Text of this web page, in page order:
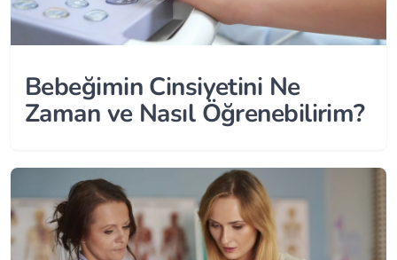
Bebeğimin Cinsiyetini Ne
Zaman ve Nasıl Öğrenebilirim?